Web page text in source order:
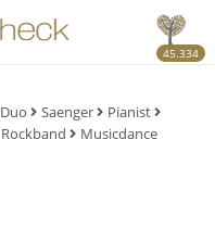
45.334
Duo Saenger
Pianist
Rockband Musicdance